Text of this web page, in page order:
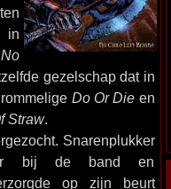
in
No
gezelschap dat in
Do Or Die en
Straw.
Snarenplukker
bij de band en
op zijn beurt